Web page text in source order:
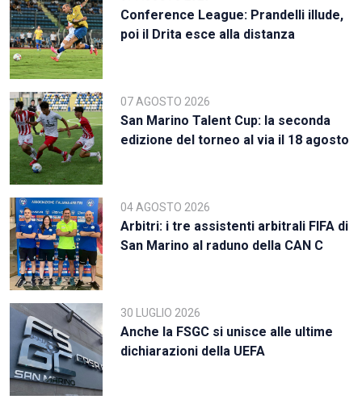
Conference League: Prandelli illude,
poi il Drita esce alla distanza
07 AGOSTO 2026
San Marino Talent Cup: la seconda
edizione del torneo al via il 18 agosto
04 AGOSTO 2026
Arbitri: i tre assistenti arbitrali FIFA di
San Marino al raduno della CAN C
30 LUGLIO 2026
Anche la FSGC si unisce alle ultime
dichiarazioni della UEFA